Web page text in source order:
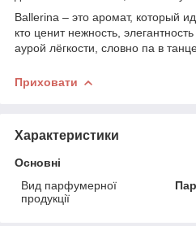
Ballerina – это аромат, который
кто ценит нежность,
аурой лёгкости, словно па в
Приховати
Характеристики
Основні
Вид парфумерної
продукції